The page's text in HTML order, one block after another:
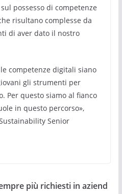
possesso di competenze
risultano complesse da
di aver dato il nostro
competenze digitali siano
gli strumenti per
Per questo siamo al fianco
in questo percorso»,
Senior
più richiesti in aziend